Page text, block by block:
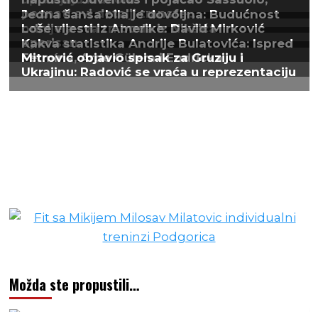
Možda ste propustili…